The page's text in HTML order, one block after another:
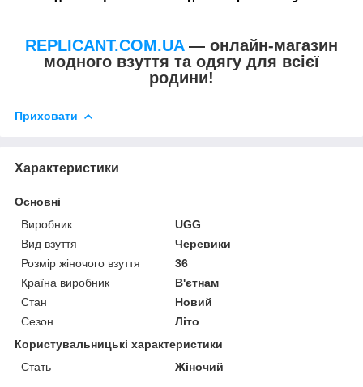
REPLICANT.COM.UA — онлайн-магазин
модного взуття та одягу для всієї
родини!
Приховати
Характеристики
Основні
Виробник
UGG
Вид взуття
Черевики
Розмір жіночого взуття
36
Країна виробник
В'єтнам
Стан
Новий
Сезон
Літо
Користувальницькі характеристики
Стать
Жіночий